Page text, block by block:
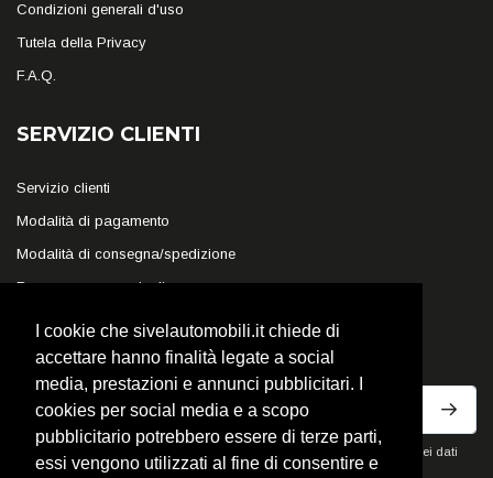
I cookie che sivelautomobili.it chiede di
accettare hanno finalità legate a social
media, prestazioni e annunci pubblicitari. I
cookies per social media e a scopo
pubblicitario potrebbero essere di terze parti,
essi vengono utilizzati al fine di consentire e
Condizioni generali d'uso
Tutela della Privacy
F.A.Q.
SERVIZIO CLIENTI
Servizio clienti
Modalità di pagamento
Modalità di consegna/spedizione
Reso e recesso veicoli
ISCRIVITI ALLA NEWSLETTER
Ho letto la privacy policy del sito e acconsento al trattamento dei miei dati
personali per ricevere comunicazioni commerciali.